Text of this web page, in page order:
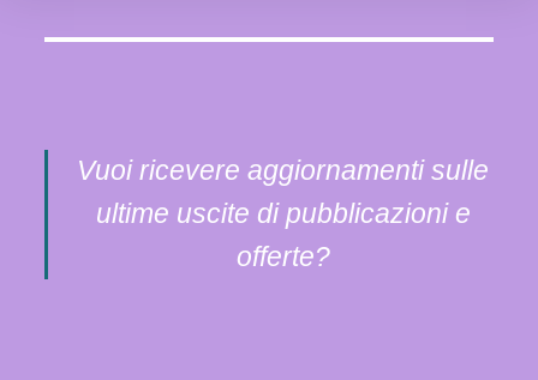
Vuoi ricevere aggiornamenti sulle
ultime uscite di pubblicazioni e
offerte?